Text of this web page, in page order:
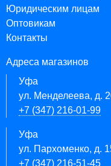
Юридическим лицам
Оптовикам
Контакты
Адреса магазинов
Уфа
ул. Менделеева, д.
+7 (347) 216-01-99
Уфа
ул. Пархоменко, д.
+7 (347) 216-51-45